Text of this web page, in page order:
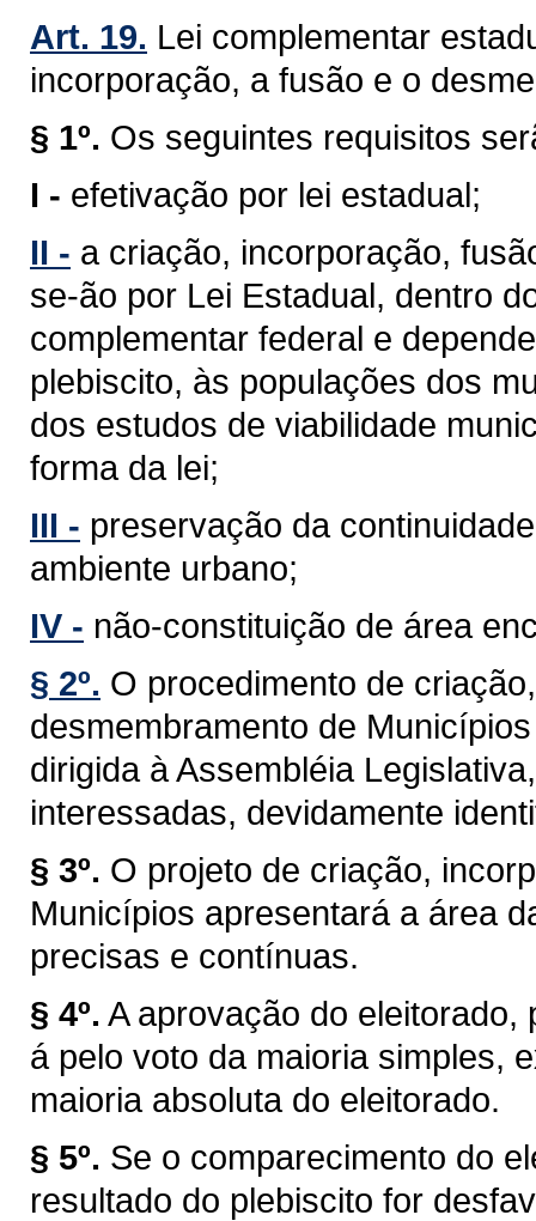
Art. 19. Lei complementar
incorporação, a fusão e o
§ 1º. Os seguintes requisitos
I - efetivação por lei estadual;
II - a criação, incorporação,
se-ão por Lei Estadual, dentro
complementar federal e
plebiscito, às populações dos
dos estudos de viabilidade
forma da lei;
III - preservação da
ambiente urbano;
IV - não-constituição de área
§ 2º. O procedimento de
desmembramento de
dirigida à Assembléia
interessadas, devidamente
§ 3º. O projeto de criação,
Municípios apresentará a área
precisas e contínuas.
§ 4º. A aprovação do eleitorado,
á pelo voto da maioria simples,
maioria absoluta do eleitorado.
§ 5º. Se o comparecimento do
resultado do plebiscito for